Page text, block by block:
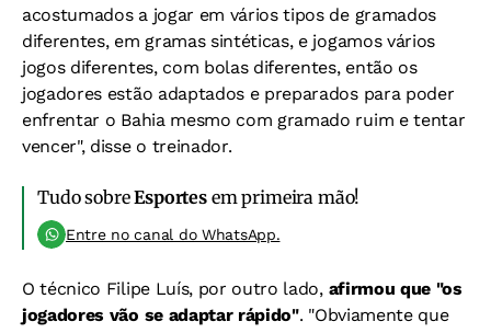
acostumados a jogar em vários tipos de gramados
diferentes, em gramas sintéticas, e jogamos vários
jogos diferentes, com bolas diferentes, então os
jogadores estão adaptados e preparados para poder
enfrentar o Bahia mesmo com gramado ruim e tentar
vencer", disse o treinador.
Tudo sobreEsportesem primeira mão!
Entre no canal do WhatsApp.
O técnico Filipe Luís, por outro lado, afirmou que "os
jogadores vão se adaptar rápido". "Obviamente que